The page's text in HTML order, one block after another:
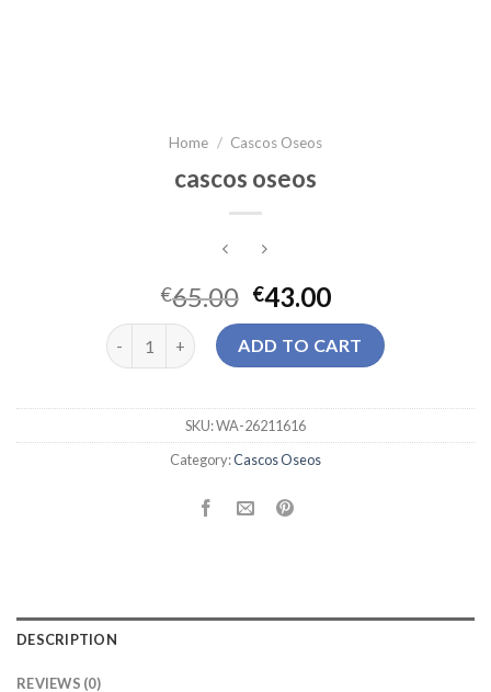
Home / Cascos Oseos
cascos oseos
€65.00 €43.00
cascos oseos quantityADD TO CART
SKU:WA-26211616
Category:Cascos Oseos
DESCRIPTION
REVIEWS (0)